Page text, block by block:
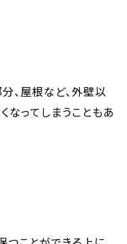
、屋根など、外壁以
なってしまうこともあ